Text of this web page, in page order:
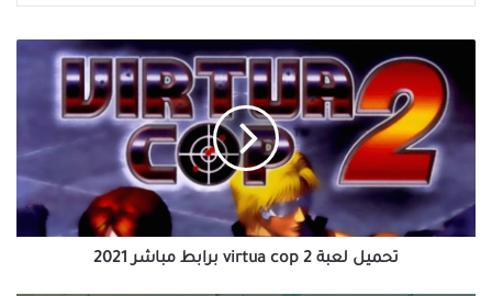
2
2021
تحميل لعبة virtua cop 2 برابط مباشر 2021